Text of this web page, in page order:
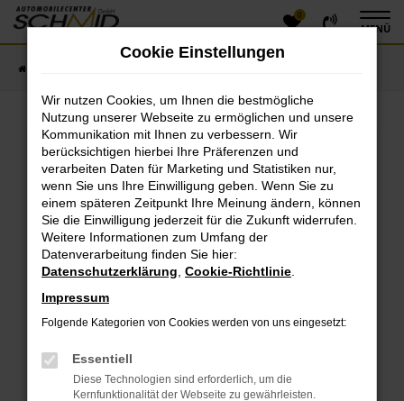
Zum
Hauptinhalt
0
MENÜ
Fehler: Network Error
Beim Laden ist ein Fehler aufgetreten.
Hier sind ein paar Tipps, die dir helfen können:
Überprüfe deine Firewall und deine
Internetverbindung.
Laden andere Webseiten, zum Beispiel deine
Suchmaschine?
Prüfe deine Browsererweiterungen.
das Laden bestimmter Seiten verhindern.
Funktioniert die Seite in einem anderen Browser
oder in einem privaten Fenster?
Cookie Einstellungen
Wir nutzen Cookies, um Ihnen die bestmögliche
Nutzung unserer Webseite zu ermöglichen und unsere
Kommunikation mit Ihnen zu verbessern. Wir
berücksichtigen hierbei Ihre Präferenzen und
verarbeiten Daten für Marketing und Statistiken nur,
wenn Sie uns Ihre Einwilligung geben. Wenn Sie zu
einem späteren Zeitpunkt Ihre Meinung ändern, können
Sie die Einwilligung jederzeit für die Zukunft widerrufen.
Weitere Informationen zum Umfang der
Datenverarbeitung finden Sie hier:
Datenschutzerklärung Cookie-Richtlinie
Impressum
Folgende Kategorien von Cookies werden von uns eingesetzt:
Essentiell
Diese Technologien sind erforderlich, um die
Kernfunktionalität der Webseite zu gewährleisten.